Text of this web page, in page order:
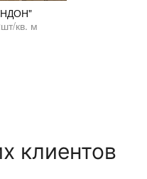
кв. м
клиентов